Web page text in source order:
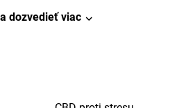
dozvedieť viac